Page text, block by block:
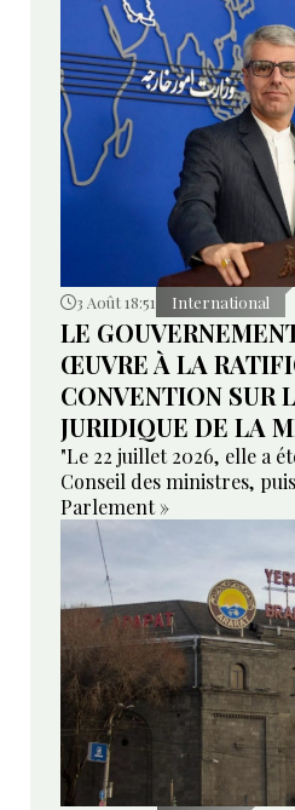
3 Août 18:51 International
LE
ŒUVRE À LA
CONVENTION SUR
JURIDIQUE DE LA
"Le 22 juillet 2026, elle a
Conseil des ministres,
Parlement »